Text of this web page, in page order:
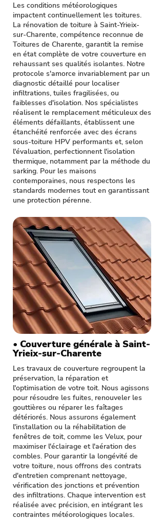
Les conditions météorologiques
impactent continuellement les toitures.
La rénovation de toiture à Saint-Yrieix-
sur-Charente, compétence reconnue de
Toitures de Charente, garantit la remise
en état complète de votre couverture en
rehaussant ses qualités isolantes. Notre
protocole s'amorce invariablement par un
diagnostic détaillé pour localiser
infiltrations, tuiles fragilisées, ou
faiblesses d'isolation. Nos spécialistes
réalisent le remplacement méticuleux des
éléments défaillants, établissent une
étanchéité renforcée avec des écrans
sous-toiture HPV performants et, selon
l'évaluation, perfectionnent l'isolation
thermique, notamment par la méthode du
sarking. Pour les maisons
contemporaines, nous respectons les
standards modernes tout en garantissant
une protection pérenne.
• Couverture générale à Saint-
Yrieix-sur-Charente
Les travaux de couverture regroupent la
préservation, la réparation et
l'optimisation de votre toit. Nous agissons
pour résoudre les fuites, renouveler les
gouttières ou réparer les faîtages
détériorés. Nous assurons également
l'installation ou la réhabilitation de
fenêtres de toit, comme les Velux, pour
maximiser l'éclairage et l'aération des
combles. Pour garantir la longévité de
votre toiture, nous offrons des contrats
d'entretien comprenant nettoyage,
vérification des jonctions et prévention
des infiltrations. Chaque intervention est
réalisée avec précision, en intégrant les
contraintes météorologiques locales.